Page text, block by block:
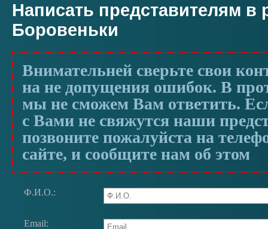
Написать представителям в
Боровеньки
Внимательней сверьте свои
на не допущения ошибок. В
мы не сможем Вам ответить.
с Вами не свяжутся наши
позвоните пожалуйста на
сайте, и сообщите нам об этом
Ф.И.О.:
Email: